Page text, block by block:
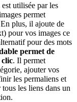
utilisée par les
permet
plus, il ajoute de
pour vos images ce
pour des mots
permet de
clic. Il permet
ajouter vos
les permaliens et
les liens dans un